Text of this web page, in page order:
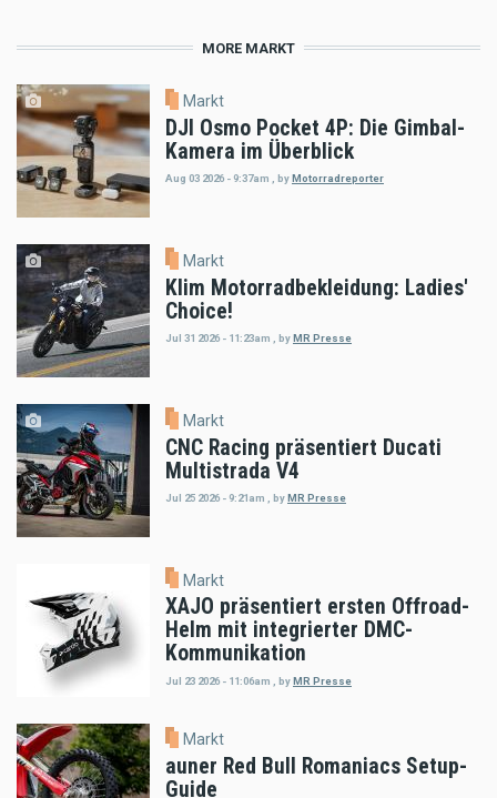
MORE MARKT
Markt
DJI Osmo Pocket 4P: Die Gimbal-
Kamera im Überblick
Aug 03 2026 - 9:37am , byMotorradreporter
Markt
Klim Motorradbekleidung: Ladies'
Choice!
Jul 31 2026 - 11:23am byMR Presse
Markt
CNC Racing präsentiert Ducati
Multistrada V4
Jul 25 2026 - 9:21am byMR Presse
Markt
XAJO präsentiert ersten Offroad-
Helm mit integrierter DMC-
Kommunikation
Jul 23 2026 - 11:06am byMR Presse
Markt
auner Red Bull Romaniacs Setup-
Guide